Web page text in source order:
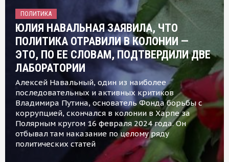
ПОЛИТИКА
ЮЛИЯ НАВАЛЬНАЯ ЗАЯВИЛА, ЧТО
ПОЛИТИКА ОТРАВИЛИ В КОЛОНИИ —
ЭТО, ПО ЕЕ СЛОВАМ, ПОДТВЕРДИЛИ ДВЕ
ЛАБОРАТОРИИ
Алексей Навальный, один из наиболее
последовательных и активных критиков
Владимира Путина, основатель Фонда борьбы с
коррупцией, скончался в колонии в Харпе за
Полярным кругом 16 февраля 2024 года. Он
отбывал там наказание по целому ряду
политических статей